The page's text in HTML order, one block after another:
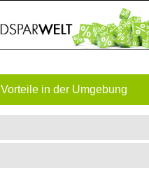
Vorteile in der Umgebung